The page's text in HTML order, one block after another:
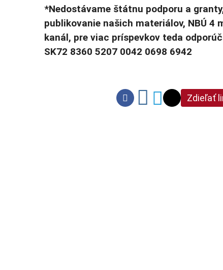
*Nedostávame štátnu podporu a
publikovanie našich materiálov, NBÚ 4
kanál, pre viac príspevkov teda
SK72 8360 5207 0042 0698 6942
Zdieľať